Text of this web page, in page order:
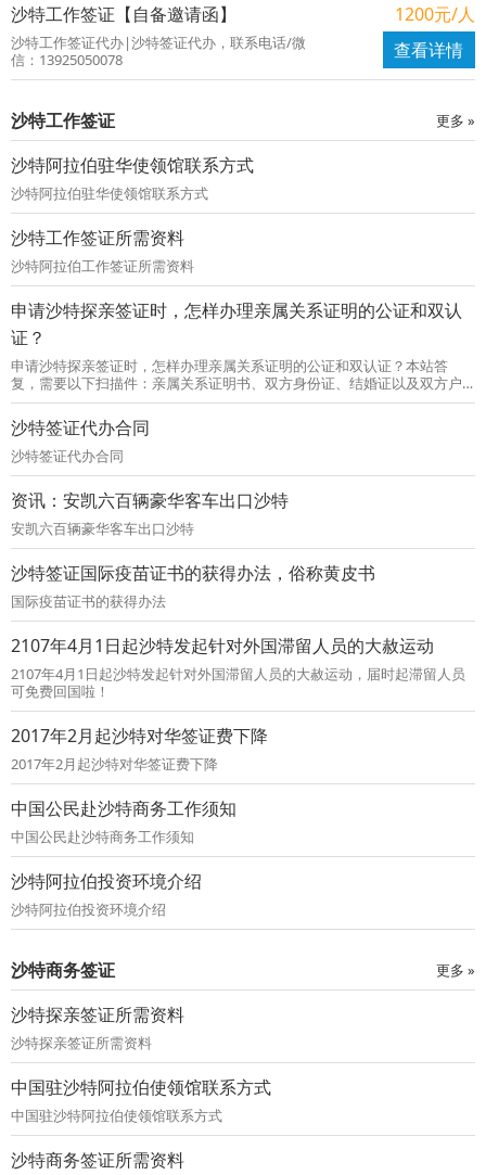
沙特工作签证【自备邀请函】
沙特工作签证代办|沙特签证代办，联系电话/微
信：13925050078
1200元/人
查看详情
沙特工作签证 更多 »
沙特阿拉伯驻华使领馆联系方式
沙特阿拉伯驻华使领馆联系方式
沙特工作签证所需资料
沙特阿拉伯工作签证所需资料
申请沙特探亲签证时，怎样办理亲属关系证明的公证和双认
证？
申请沙特探亲签证时，怎样办理亲属关系证明的公证和双认证？本站答
复，需要以下扫描件：亲属关系证明书、双方身份证、结婚证以及双方户
口本等。
沙特签证代办合同
沙特签证代办合同
资讯：安凯六百辆豪华客车出口沙特
安凯六百辆豪华客车出口沙特
沙特签证国际疫苗证书的获得办法，俗称黄皮书
国际疫苗证书的获得办法
2107年4月1日起沙特发起针对外国滞留人员的大赦运动
2107年4月1日起沙特发起针对外国滞留人员的大赦运动，届时起滞留人员
可免费回国啦！
2017年2月起沙特对华签证费下降
2017年2月起沙特对华签证费下降
中国公民赴沙特商务工作须知
中国公民赴沙特商务工作须知
沙特阿拉伯投资环境介绍
沙特阿拉伯投资环境介绍
沙特商务签证 更多 »
沙特探亲签证所需资料
沙特探亲签证所需资料
中国驻沙特阿拉伯使领馆联系方式
中国驻沙特阿拉伯使领馆联系方式
沙特商务签证所需资料